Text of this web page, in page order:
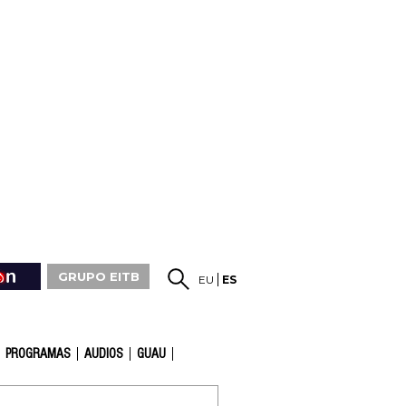
GRUPO EITB EU ES
PROGRAMAS AUDIOS GUAU